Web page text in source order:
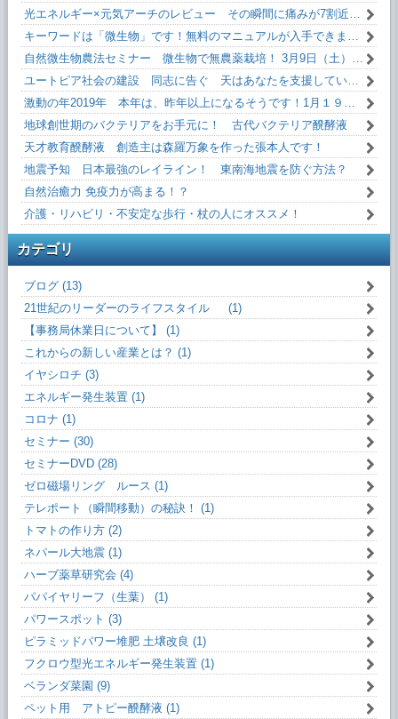
光エネルギー×元気アーチのレビュー その瞬間に痛みが7割近く減った！
キーワードは「微生物」です！無料のマニュアルが入手できます。
自然微生物農法セミナー 微生物で無農薬栽培！ 3月9日（土）13:10～
ユートピア社会の建設 同志に告ぐ 天はあなたを支援しています！
激動の年2019年 本年は、昨年以上になるそうです！1月１９日(土)13:10～
地球創世期のバクテリアをお手元に！ 古代バクテリア醗酵液
天才教育醗酵液 創造主は森羅万象を作った張本人です！
地震予知 日本最強のレイライン！ 東南海地震を防ぐ方法？
自然治癒力 免疫力が高まる！？
介護・リハビリ・不安定な歩行・杖の人にオススメ！
カテゴリ
ブログ (13)
21世紀のリーダーのライフスタイル (1)
【事務局休業日について】 (1)
これからの新しい産業とは？ (1)
イヤシロチ (3)
エネルギー発生装置 (1)
コロナ (1)
セミナー (30)
セミナーDVD (28)
ゼロ磁場リング ルース (1)
テレポート（瞬間移動）の秘訣！ (1)
トマトの作り方 (2)
ネパール大地震 (1)
ハーブ薬草研究会 (4)
パパイヤリーフ（生葉） (1)
パワースポット (3)
ピラミッドパワー堆肥 土壌改良 (1)
フクロウ型光エネルギー発生装置 (1)
ベランダ菜園 (9)
ペット用 アトピー醗酵液 (1)